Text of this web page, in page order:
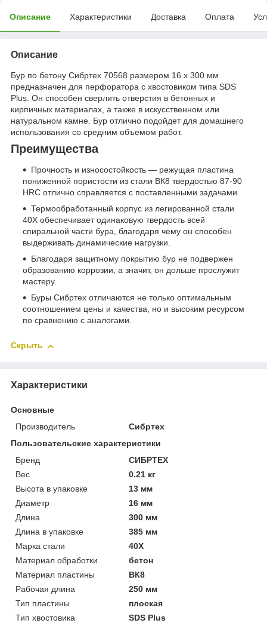
Описание Характеристики Доставка Оплата
Описание
Бур по бетону Сибртех 70568 размером 16 х 300 мм
предназначен для перфоратора с хвостовиком типа SDS
Plus. Он способен сверлить отверстия в бетонных и
кирпичных материалах, а также в искусственном или
натуральном камне. Бур отлично подойдет для домашнего
использования со средним объемом работ.
Преимущества
Прочность и износостойкость — режущая пластина
пониженной пористости из стали ВК8 твердостью 87-90
HRC отлично справляется с поставленными задачами.
Термообработанный корпус из легированной стали
40Х обеспечивает одинаковую твердость всей
спиральной части бура, благодаря чему он способен
выдерживать динамические нагрузки.
Благодаря защитному покрытию бур не подвержен
образованию коррозии, а значит, он дольше прослужит
мастеру.
Буры Сибртех отличаются не только оптимальным
соотношением цены и качества, но и высоким ресурсом
по сравнению с аналогами.
Скрыть
Характеристики
Основные
Производитель
Сибртех
Пользовательские характеристики
Бренд
СИБРТЕХ
Вес
0.21 кг
Высота в упаковке
13 мм
Диаметр
16 мм
Длина
300 мм
Длина в упаковке
385 мм
Марка стали
40Х
Материал обработки
бетон
Материал пластины
ВК8
Рабочая длина
250 мм
Тип пластины
плоская
Тип хвостовика
SDS Plus